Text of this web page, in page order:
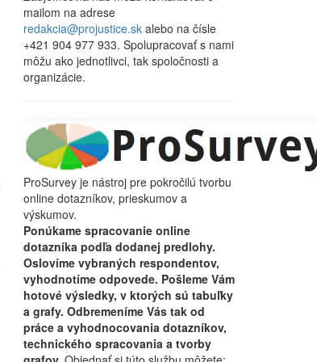
mailom na adrese
redakcia@projustice.skalebo na čísle
+421 904 977 933. Spolupracovať s nami
môžu ako jednotlivci, tak spoločnosti a
organizácie.
ProSurvey je nástroj pre pokročilú tvorbu
online dotazníkov, prieskumov a
výskumov.
Ponúkame spracovanie online
dotazníka podľa dodanej predlohy.
Oslovíme vybraných respondentov,
vyhodnotíme odpovede. Pošleme Vám
hotové výsledky, v ktorých sú tabuľky
a grafy. Odbremeníme Vás tak od
práce a vyhodnocovania dotazníkov,
technického spracovania a tvorby